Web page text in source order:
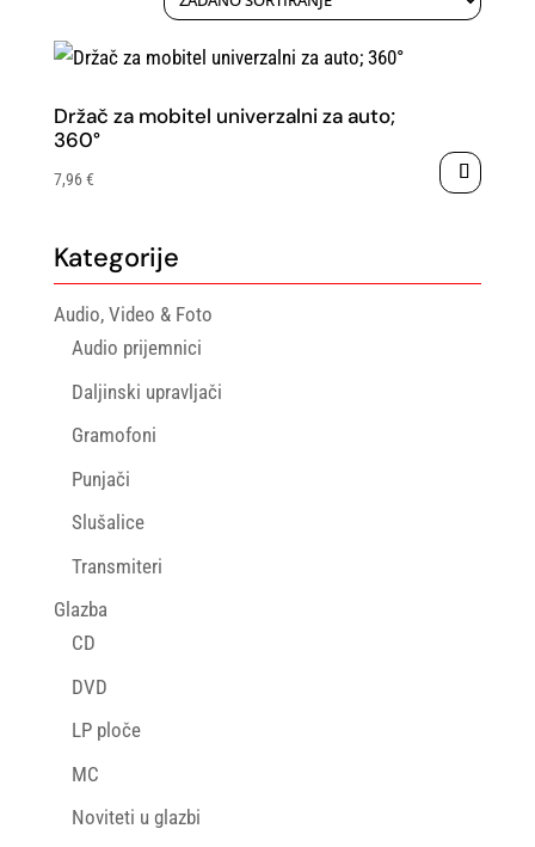
Držač za mobitel univerzalni za auto;
360°
7,96€
Kategorije
Audio, Video & Foto
Audio prijemnici
Daljinski upravljači
Gramofoni
Punjači
Slušalice
Transmiteri
Glazba
CD
DVD
LP ploče
MC
Noviteti u glazbi